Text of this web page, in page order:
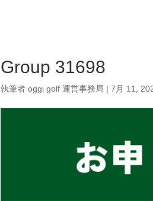
Group 31698
執筆者oggi golf 運営事務局 |7月 11,